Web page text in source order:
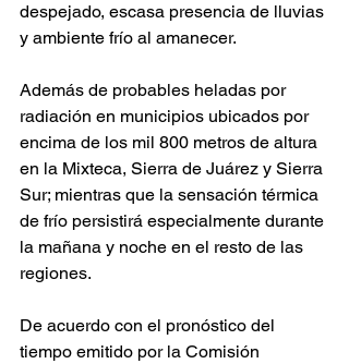
despejado, escasa presencia de lluvias
y ambiente frío al amanecer.
Además de probables heladas por
radiación en municipios ubicados por
encima de los mil 800 metros de altura
en la Mixteca, Sierra de Juárez y Sierra
Sur; mientras que la sensación térmica
de frío persistirá especialmente durante
la mañana y noche en el resto de las
regiones.
De acuerdo con el pronóstico del
tiempo emitido por la Comisión